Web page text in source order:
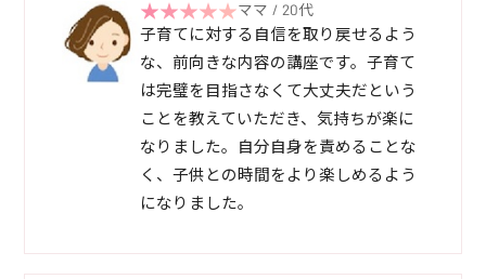
ママ / 20代
子育てに対する自信を取り戻せるよう
な、前向きな内容の講座です。子育て
は完璧を目指さなくて大丈夫だという
ことを教えていただき、気持ちが楽に
なりました。自分自身を責めることな
く、子供との時間をより楽しめるよう
になりました。